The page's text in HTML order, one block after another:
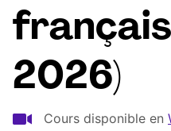
2026)
Cours disponible en